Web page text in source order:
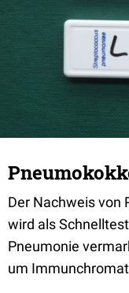
Der Nachweis von
wird als
Pneumonie
um